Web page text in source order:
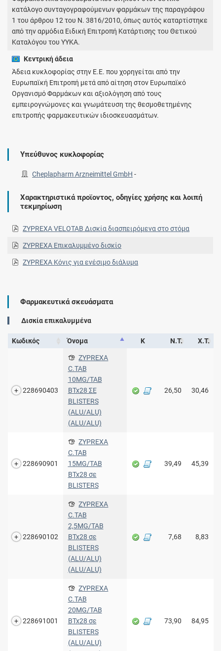
κατάλογο συνταγογραφούμενων φαρμάκων της παραγράφου
1 του άρθρου 12 του Ν. 3816/2010, όπως αυτός καταρτίστηκε
από την αρμόδια Ειδική Επιτροπή Κατάρτισης του Θετικού
Καταλόγου του ΥΥΚΑ.
Κεντρική άδεια
Άδεια κυκλοφορίας στην Ε.Ε. που χορηγείται από την
Ευρωπαϊκή Επιτροπή μετά από αίτηση στον Ευρωπαϊκό
Οργανισμό Φαρμάκων και αξιολόγηση από τους
εμπειρογνώμονες και γνωμάτευση της θεσμοθετημένης
επιτροπής φαρμακευτικών ιδιοσκευασμάτων.
Υπεύθυνος κυκλοφορίας
Cheplapharm Arzneimittel GmbH -
Χαρακτηριστικά προϊοντος, οδηγίες χρήσης και λοιπή
τεκμηρίωση
ZYPREXA VELOTAB Δισκία διασπειρόμενα στο στόμα
ZYPREXA Επικαλυμμένο δισκίο
ZYPREXA Κόνις για ενέσιμο διάλυμα
Φαρμακευτικά σκευάσματα
Δισκία επικαλυμμένα
Κωδικός Όνομα Κ Ν.Τ. Χ.Τ.
228690403
ZYPREXA
C.TAB
10MG/TAB
BTx28 ΣΕ
BLISTERS
(ALU/ALU)
(ALU/ALU)
26,50 30,46
228690901
ZYPREXA
C.TAB
15MG/TAB
BTx28 σε
BLISTERS
39,49 45,39
228690102
ZYPREXA
C.TAB
2,5MG/TAB
BTx28 σε
BLISTERS
(ALU/ALU)
(ALU/ALU)
7,68 8,83
228691001
ZYPREXA
C.TAB
20MG/TAB
BTx28 σε
BLISTERS
(ALU/ALU)
73,90 84,95